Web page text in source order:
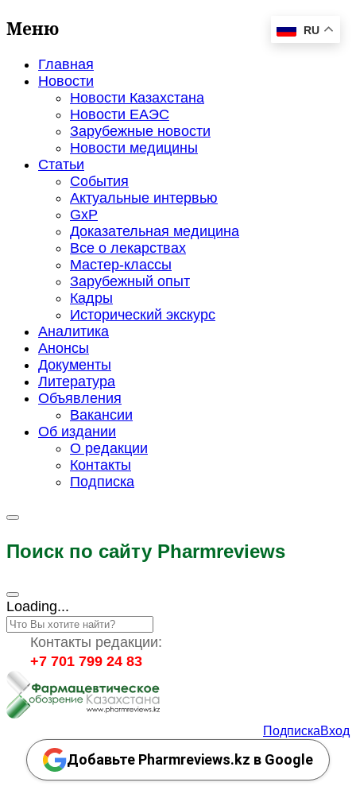
Меню
Главная
Новости
Новости Казахстана
Новости ЕАЭС
Зарубежные новости
Новости медицины
Статьи
События
Актуальные интервью
GxP
Доказательная медицина
Все о лекарствах
Мастер-классы
Зарубежный опыт
Кадры
Исторический экскурс
Аналитика
Анонсы
Документы
Литература
Объявления
Вакансии
Об издании
О редакции
Контакты
Подписка
Поиск по сайту Pharmreviews
Loading...
Контакты редакции:
+7 701 799 24 83
RU
ПодпискаВход
Добавьте Pharmreviews.kz в Google